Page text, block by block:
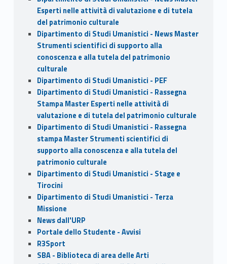
Esperti nelle attività di valutazione e di tutela
del patrimonio culturale
Dipartimento di Studi Umanistici - News Master
Strumenti scientifici di supporto alla
conoscenza e alla tutela del patrimonio
culturale
Dipartimento di Studi Umanistici - PEF
Dipartimento di Studi Umanistici - Rassegna
Stampa Master Esperti nelle attività di
valutazione e di tutela del patrimonio culturale
Dipartimento di Studi Umanistici - Rassegna
stampa Master Strumenti scientifici di
supporto alla conoscenza e alla tutela del
patrimonio culturale
Dipartimento di Studi Umanistici - Stage e
Tirocini
Dipartimento di Studi Umanistici - Terza
Missione
News dall'URP
Portale dello Studente - Avvisi
R3Sport
SBA - Biblioteca di area delle Arti